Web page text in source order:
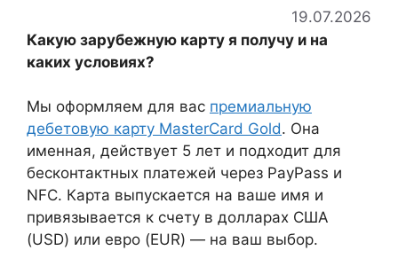
19.07.2026
Какую зарубежную карту я получу и на
каких условиях?
Мы оформляем для вас премиальную
дебетовую карту MasterCard Gold. Она
именная, действует 5 лет и подходит для
бесконтактных платежей через PayPass и
NFC. Карта выпускается на ваше имя и
привязывается к счету в долларах США
(USD) или евро (EUR) — на ваш выбор.